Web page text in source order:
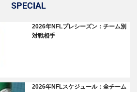
SPECIAL
2026年NFLプレシーズン：チーム別
対戦相手
2026年NFLスケジュール：全チーム